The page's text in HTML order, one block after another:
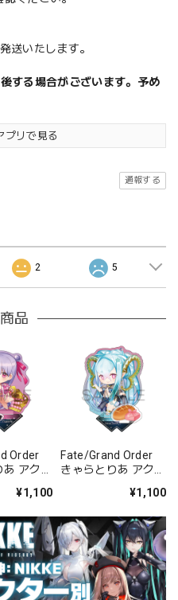
送いたします。
する場合がございます。予め
プリで見る
通報する
2 5
品
Order
アクリ
ンリッ
¥1,100
Fate/Grand Order
きゃらとりあ アクリ
ー/ラーヴァ/ティア
¥1,100